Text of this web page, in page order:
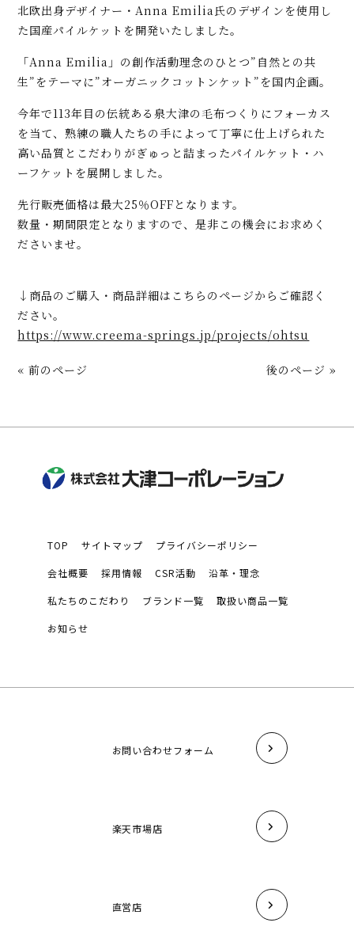
北欧出身デザイナー・Anna Emilia氏のデザインを使用し
た国産パイルケットを開発いたしました。
「Anna Emilia」の創作活動理念のひとつ”自然との共
生”をテーマに”オーガニックコットンケット”を国内企画。
今年で113年目の伝統ある泉大津の毛布つくりにフォーカス
を当て、熟練の職人たちの手によって丁寧に仕上げられた
高い品質とこだわりがぎゅっと詰まったパイルケット・ハ
ーフケットを展開しました。
先行販売価格は最大25％OFFとなります。
数量・期間限定となりますので、是非この機会にお求めく
ださいませ。
↓商品のご購入・商品詳細はこちらのページからご確認く
ださい。
https://www.creema-springs.jp/projects/ohtsu
« 前のページ 後のページ »
TOP サイトマップ プライバシーポリシー
会社概要 採用情報 CSR活動 沿革・理念
私たちのこだわり ブランド一覧 取扱い商品一覧
お知らせ
お問い合わせフォーム
楽天市場店
直営店